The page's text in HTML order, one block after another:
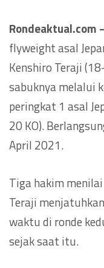
Rondeaktual.com
flyweight asal
Kenshiro Teraji
sabuknya melalui
peringkat 1 asal
20 KO).
April 2021.
Tiga hakim
Teraji
waktu di ronde
sejak saat itu.